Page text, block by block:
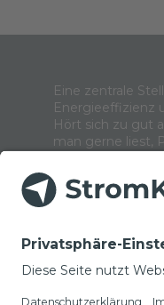
Eine zentrale
Energieeffizienz
Hört sich zu gut
man gerne liest,